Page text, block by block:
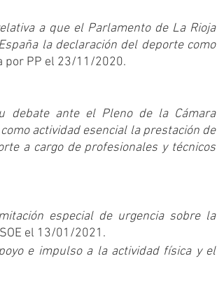
a que el Parlamento de La Rioja
la declaración del deporte como
por PP el 23/11/2020.
debate ante el Pleno de la Cámara
actividad esencial la prestación de
a cargo de profesionales y técnicos
especial de urgencia sobre la
el 13/01/2021.
e impulso a la actividad física y el